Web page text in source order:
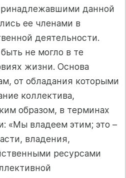
данной
ее членами в
деятельности.
не могло в те
жизни. Основа
от обладания которыми
коллектива,
образом, в терминах
«Мы владеем этим; это –
владения,
ресурсами